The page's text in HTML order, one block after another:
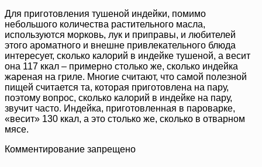
Для приготовления тушеной индейки, помимо
небольшого количества растительного масла,
используются морковь, лук и приправы, и любителей
этого ароматного и внешне привлекательного блюда
интересует, сколько калорий в индейке тушеной, а весит
она 117 ккал – примерно столько же, сколько индейка
жареная на гриле. Многие считают, что самой полезной
пищей считается та, которая приготовлена на пару,
поэтому вопрос, сколько калорий в индейке на пару,
звучит часто. Индейка, приготовленная в пароварке,
«весит» 130 ккал, а это столько же, сколько в отварном
мясе.
Комментирование запрещено